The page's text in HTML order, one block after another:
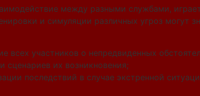
между разными службами,
и симуляции различных угроз могут
всех участников о непредвиденных
сценариев их возникновения;
последствий в случае экстренной